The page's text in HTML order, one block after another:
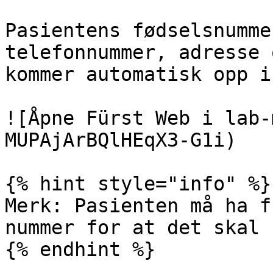
Pasientens
telefonnummer,
kommer automatisk
![Åpne Fürst Web i
MUPAjArBQlHEqX3-G1i)
{% hint style="info" %}
Merk: Pasienten må
nummer for at det
{% endhint %}